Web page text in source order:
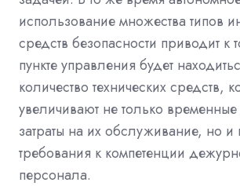
использование множества типов
средств безопасности приводит к
пункте управления будет
количество технических средств,
увеличивают не только
затраты на их обслуживание, но
требования к компетенции
персонала.